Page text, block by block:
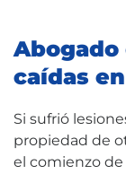
Abogado
caídas
Si sufrió
propiedad de
el comienzo